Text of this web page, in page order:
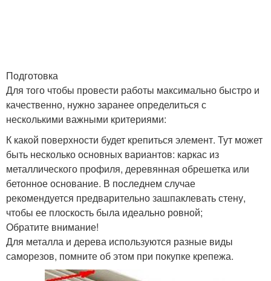
Подготовка
Для того чтобы провести работы максимально быстро и
качественно, нужно заранее определиться с
несколькими важными критериями:
К какой поверхности будет крепиться элемент. Тут может
быть несколько основных вариантов: каркас из
металлического профиля, деревянная обрешетка или
бетонное основание. В последнем случае
рекомендуется предварительно зашпаклевать стену,
чтобы ее плоскость была идеально ровной;
Обратите внимание!
Для металла и дерева используются разные виды
саморезов, помните об этом при покупке крепежа.